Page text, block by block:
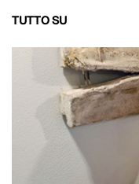
TUTTO SU